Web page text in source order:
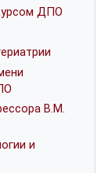
ДПО
В.М.
и